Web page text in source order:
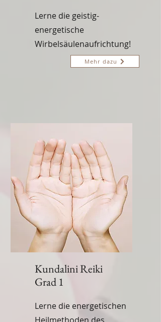
Lerne die geistig-
energetische
Wirbelsäulenaufrichtung!
Mehr dazu
Kundalini Reiki
Grad 1
Lerne die energetischen